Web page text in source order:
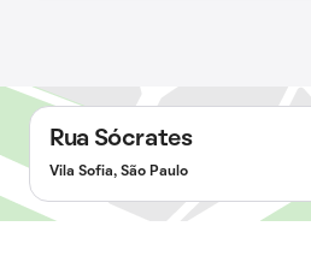
Rua Sócrates
Vila Sofia, São Paulo